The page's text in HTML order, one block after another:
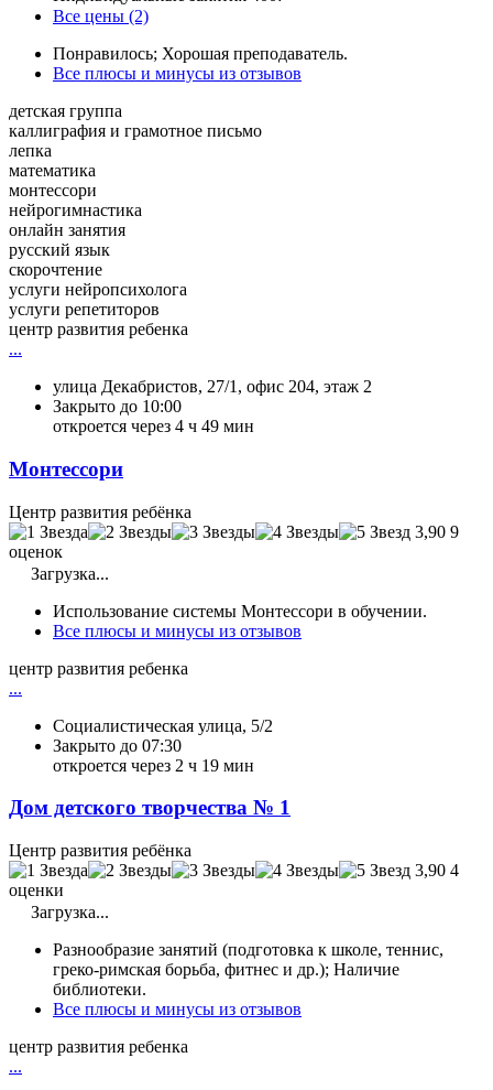
Все цены (2)
Понравилось; Хорошая преподаватель.
Все плюсы и минусы из отзывов
детская группа
каллиграфия и грамотное письмо
лепка
математика
монтессори
нейрогимнастика
онлайн занятия
русский язык
скорочтение
услуги нейропсихолога
услуги репетиторов
центр развития ребенка
...
улица Декабристов, 27/1, офис 204, этаж 2
Закрыто до 10:00
откроется через 4 ч 49 мин
Монтессори
Центр развития ребёнка
3,90 9
оценок
Загрузка...
Использование системы Монтессори в обучении.
Все плюсы и минусы из отзывов
центр развития ребенка
...
Социалистическая улица, 5/2
Закрыто до 07:30
откроется через 2 ч 19 мин
Дом детского творчества № 1
Центр развития ребёнка
3,90 4
оценки
Загрузка...
Разнообразие занятий (подготовка к школе, теннис,
греко-римская борьба, фитнес и др.); Наличие
библиотеки.
Все плюсы и минусы из отзывов
центр развития ребенка
...